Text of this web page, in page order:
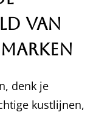
van
denk je
kustlijnen,